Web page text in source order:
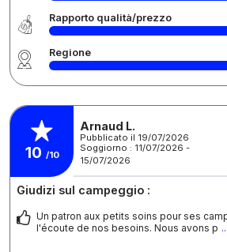
Rapporto qualità/prezzo
Regione
10 /10
Arnaud L.
Pubblicato il 19/07/2026
Soggiorno : 11/07/2026 -
15/07/2026
Giudizi sul campeggio :
Un patron aux petits soins pour ses
l'écoute de nos besoins. Nous avons p